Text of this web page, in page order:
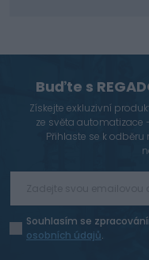
Buďte s
Získejte exkluzivní
ze světa automatizace
Přihlaste se k
Souhlasím se
osobních údajů.